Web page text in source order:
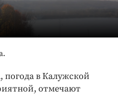
погода в Калужской
отмечают